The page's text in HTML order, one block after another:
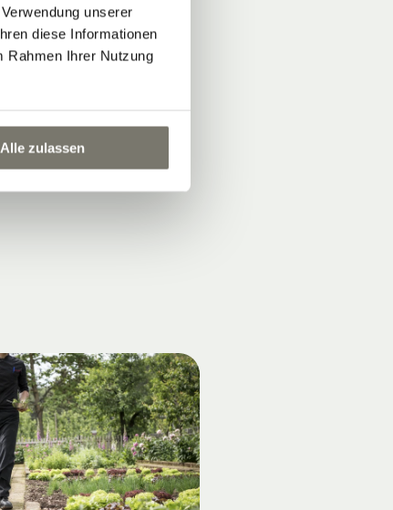
unserer
diese Informationen
Rahmen Ihrer Nutzung
Alle zulassen